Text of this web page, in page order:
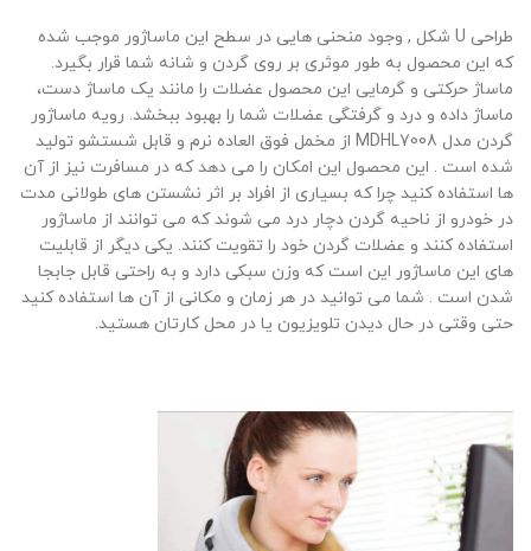
طراحی U شکل , وجود منحنی هایی در سطح این ماساژور موجب شده
که این محصول به طور موثری بر روی گردن و شانه شما قرار بگیرد.
ماساژ حرکتی و گرمایی این محصول عضلات را مانند یک ماساژ دست،
ماساژ داده و درد و گرفتگی عضلات شما را بهبود ببخشد. رویه ماساژور
گردن مدل MDHL7008 از مخمل فوق العاده نرم و قابل شستشو تولید
شده است . این محصول این امکان را می دهد که در مسافرت نیز از آن
ها استفاده کنید چرا که بسیاری از افراد بر اثر نشستن های طولانی مدت
در خودرو از ناحیه گردن دچار درد می شوند که می توانند از ماساژور
استفاده کنند و عضلات گردن خود را تقویت کنند. یکی دیگر از قابلیت
های این ماساژور این است که وزن سبکی دارد و به راحتی قابل جابجا
شدن است . شما می توانید در هر زمان و مکانی از آن ها استفاده کنید
حتی وقتی در حال دیدن تلویزیون یا در محل کارتان هستید.